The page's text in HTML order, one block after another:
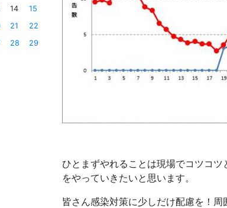
ひとまずやれることは現場でコツコ
をやっていきたいと思います。
皆さん感染対策に少しだけ配慮を！
14
15
21
22
28
29